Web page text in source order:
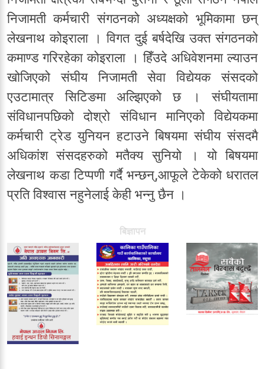
निजामती कर्मचारी संगठनको अध्यक्षको भूमिकामा छन्
लेखनाथ कोइराला । विगत दुई बर्षदेखि उक्त संगठनको
कमाण्ड गरिरहेका कोइराला । हिँउदे अधिवेशनमा ल्याउन
खोजिएको संघीय निजामती सेवा विद्येयक संसदको
एउटामात्र सिटिङमा अल्झिएको छ । संघीयतामा
संविधानपछिको दोश्रो संविधान मानिएको विद्येयकमा
कर्मचारी ट्रेड युनियन हटाउने बिषयमा संघीय संसदमै
अधिकांश संसदहरुको मतैक्य सुनियो । यो बिषयमा
लेखनाथ कडा टिप्पणी गर्दै भन्छन्,आफूले टेकेको धरातल
प्रति विश्वास नहुनेलाई केही भन्नु छैन ।
बिज्ञापन